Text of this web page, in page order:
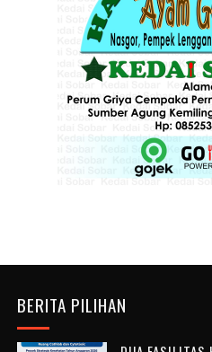
BERITA PILIHAN